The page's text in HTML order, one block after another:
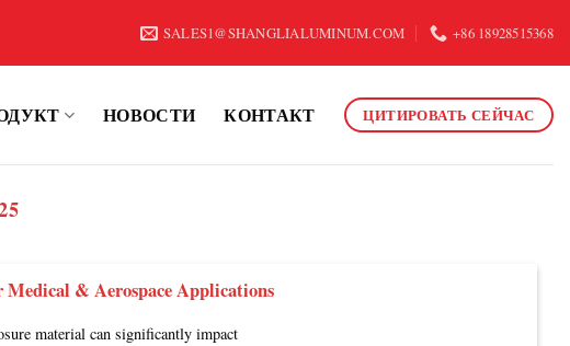
SALES1@SHANGLIALUMINUM.COM +86 18928515368
НОВОСТИ КОНТАКТ ЦИТИРОВАТЬ СЕЙЧАС
Medical & Aerospace Applications
material can significantly impact